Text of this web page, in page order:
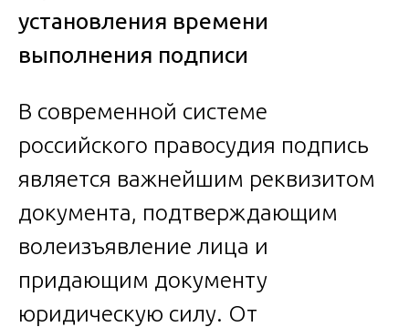
установления времени
выполнения подписи
В современной системе
российского правосудия подпись
является важнейшим реквизитом
документа, подтверждающим
волеизъявление лица и
придающим документу
юридическую силу. От